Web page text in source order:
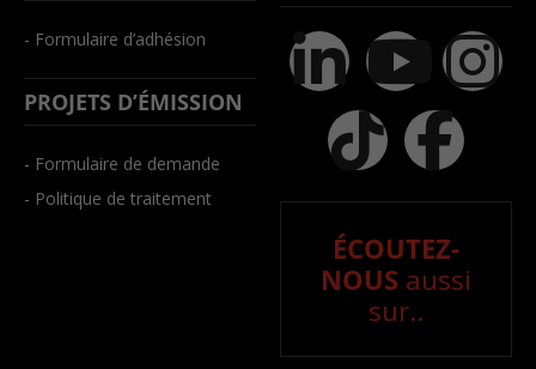
- Formulaire d’adhésion
PROJETS D’ÉMISSION
- Formulaire de demande
- Politique de traitement
ÉCOUTEZ-
NOUS aussi
sur..